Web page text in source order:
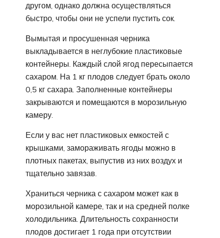
другом, однако должна осуществляться
быстро, чтобы они не успели пустить сок.
Вымытая и просушенная черника
выкладывается в неглубокие пластиковые
контейнеры. Каждый слой ягод пересыпается
сахаром. На 1 кг плодов следует брать около
0,5 кг сахара. Заполненные контейнеры
закрываются и помещаются в морозильную
камеру.
Если у вас нет пластиковых емкостей с
крышками, замораживать ягоды можно в
плотных пакетах, выпустив из них воздух и
тщательно завязав.
Храниться черника с сахаром может как в
морозильной камере, так и на средней полке
холодильника. Длительность сохранности
плодов достигает 1 года при отсутствии